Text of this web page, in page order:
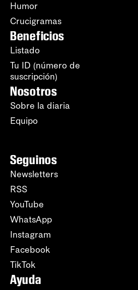
Humor
Crucigramas
Beneficios
Listado
Tu ID (número de
suscripción)
Nosotros
Sobre la diaria
Equipo
Seguinos
Newsletters
RSS
YouTube
WhatsApp
Instagram
Facebook
TikTok
Ayuda